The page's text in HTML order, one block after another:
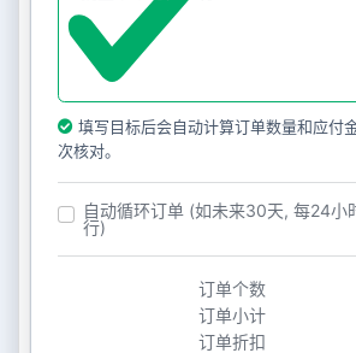
填写目标后会自动计算订单数量和应付
次核对。
自动循环订单 (如未来30天, 每24小
行)
订单个数
订单小计
订单折扣